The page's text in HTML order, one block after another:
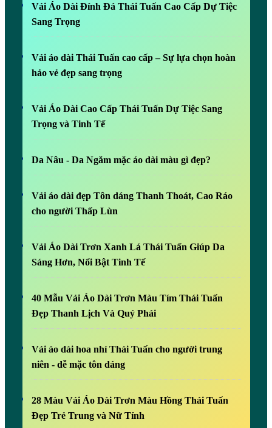
Vải Áo Dài Đính Đá Thái Tuấn Cao Cấp Dự Tiệc
Sang Trọng
Vải áo dài Thái Tuấn cao cấp – Sự lựa chọn hoàn
hảo vẻ đẹp sang trọng
Vải Áo Dài Cao Cấp Thái Tuấn Dự Tiệc Sang
Trọng và Tinh Tế
Da Nâu - Da Ngăm mặc áo dài màu gì đẹp?
Vải áo dài đẹp Tôn dáng Thanh Thoát, Cao Ráo
cho người Thấp Lùn
Vải Áo Dài Trơn Xanh Lá Thái Tuấn Giúp Da
Sáng Hơn, Nổi Bật Tinh Tế
40 Mẫu Vải Áo Dài Trơn Màu Tím Thái Tuấn
Đẹp Thanh Lịch Và Quý Phái
Vải áo dài hoa nhí Thái Tuấn cho người trung
niên - dễ mặc tôn dáng
28 Màu Vải Áo Dài Trơn Màu Hồng Thái Tuấn
Đẹp Trẻ Trung và Nữ Tính